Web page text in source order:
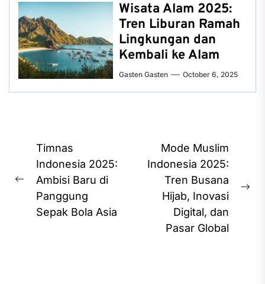
Wisata Alam 2025:
Tren Liburan Ramah
Lingkungan dan
Kembali ke Alam
Gasten Gasten October 6, 2025
Post
navigation
Previous
post:
Timnas
Indonesia 2025:
Ambisi Baru di
Panggung
Sepak Bola Asia
Mode Muslim
Indonesia 2025:
Tren Busana
Hijab, Inovasi
Digital, dan
Pasar Global